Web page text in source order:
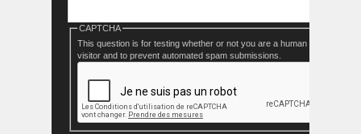
CAPTCHA
This question is for testing whether or not you are a human
visitor and to prevent automated spam submissions.